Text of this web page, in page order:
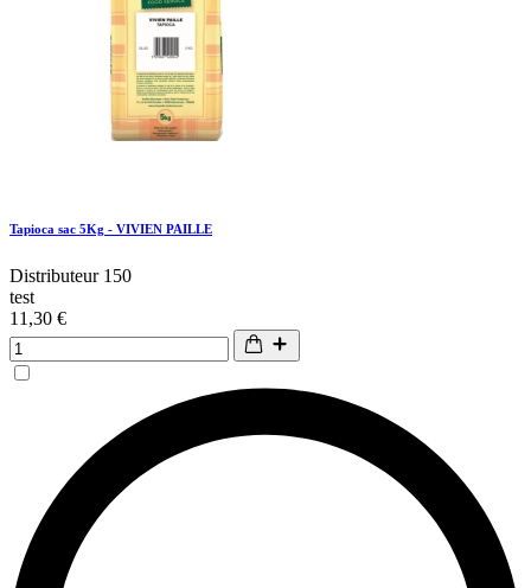
Tapioca sac 5Kg - VIVIEN PAILLE
Distributeur 150
test
11,30 €